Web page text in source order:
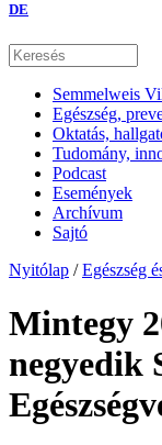
DE
Semmelweis
Egészség,
Oktatás,
Tudomány,
Podcast
Események
Archívum
Sajtó
Nyitólap / Egészség
Mintegy
negyedik